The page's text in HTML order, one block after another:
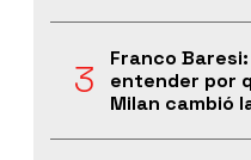
Franco
entender por
Milan cambió